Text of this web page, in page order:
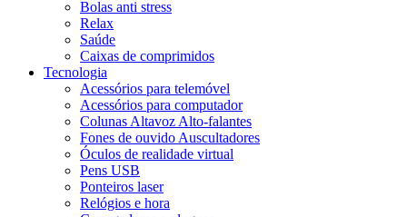
Bolas anti stress
Relax
Saúde
Caixas de comprimidos
Tecnologia
Acessórios para telemóvel
Acessórios para computador
Colunas Altavoz Alto-falantes
Fones de ouvido Auscultadores
Óculos de realidade virtual
Pens USB
Ponteiros laser
Relógios e hora